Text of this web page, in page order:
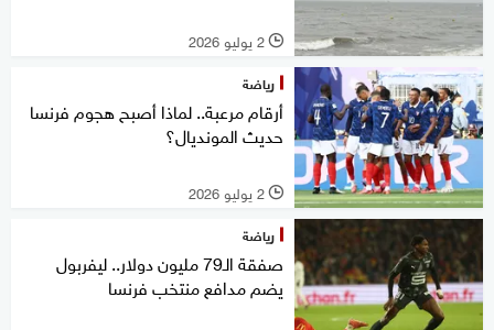
l 2 يوليو 2026
رياضة
أرقام مرعبة.. لماذا أصبح هجوم فرنسا
حديث المونديال؟
l 2 يوليو 2026
رياضة
صفقة الـ79 مليون دولار.. ليفربول
يضم مدافع منتخب فرنسا